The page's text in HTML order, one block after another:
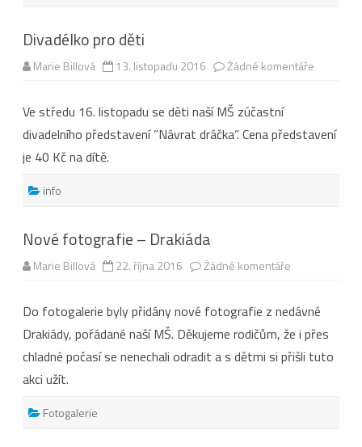
Divadélko pro děti
Marie Billová 13. listopadu 2016 Žádné komentáře
děti
Ve středu 16. listopadu se děti naší MŠ zúčastní
divadelního představení ”Návrat dráčka”. Cena představení
je 40 Kč na dítě.
info
Nové fotografie – Drakiáda
Marie Billová 22. října 2016 Žádné komentáře
Nové
fotografie
–
Drakiáda
Do fotogalerie byly přidány nové fotografie z nedávné
Drakiády, pořádané naší MŠ. Děkujeme rodičům, že i přes
chladné počasí se nenechali odradit a s dětmi si přišli tuto
akci užít.
Fotogalerie